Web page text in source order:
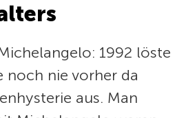
1992 löste
noch nie vorher da
aus. Man